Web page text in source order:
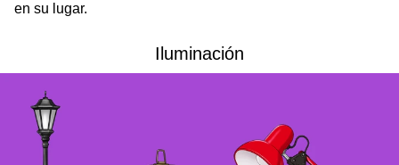
en su lugar.
Iluminación